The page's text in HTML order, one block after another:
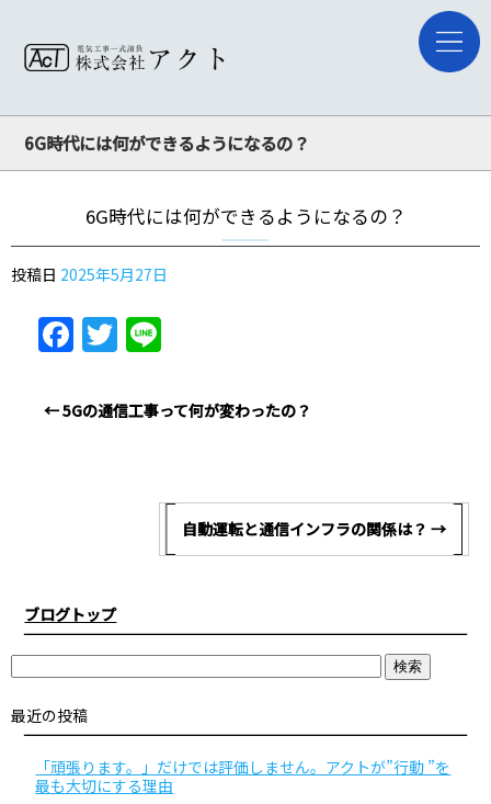
6G時代には何ができるようになるの？
6G時代には何ができるようになるの？
投稿日 2025年5月27日
Facebook
Twitter
←5Gの通信工事って何が変わったの？
自動運転と通信インフラの関係は？ →
ブログトップ
最近の投稿
「頑張ります。」だけでは評価しません。アクトが”行動 ”を
最も大切にする理由